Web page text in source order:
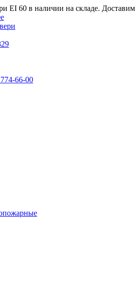
EI 60 в наличии на складе. Доставим
66-00